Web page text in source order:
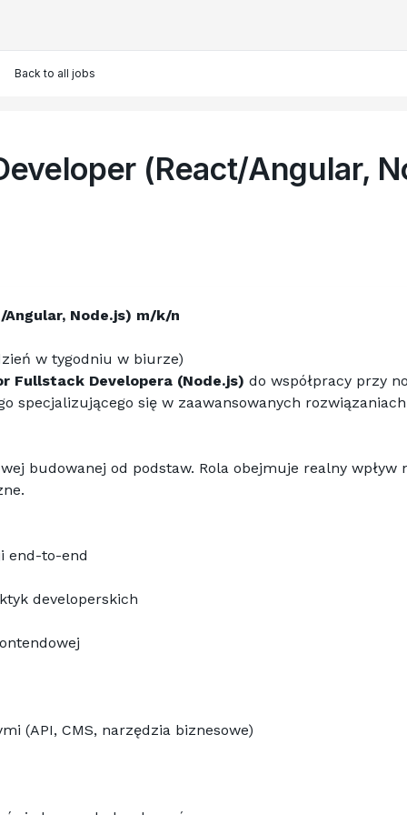
Back to all jobs
(React/Angular,
Node.js) m/k/n
w tygodniu w biurze)
Fullstack Developera (Node.js) do współpracy przy
specjalizującego się w zaawansowanych
end-to-end
developerskich
(API, CMS, narzędzia biznesowe)